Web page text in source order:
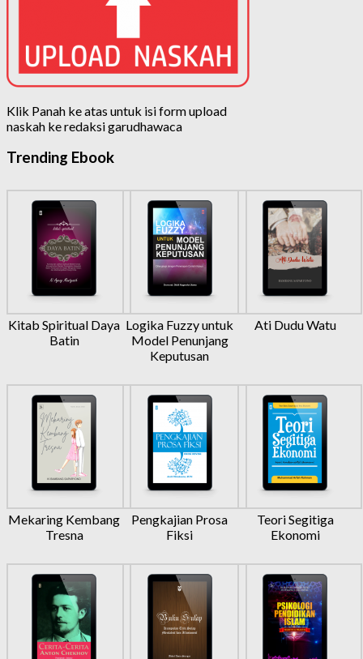
Klik Panah ke atas untuk isi form upload
naskah ke redaksi garudhawaca
Trending Ebook
Kitab Spiritual Daya
Batin
Logika Fuzzy untuk
Model Penunjang
Keputusan
Ati Dudu Watu
Mekaring Kembang
Tresna
Pengkajian Prosa
Fiksi
Teori Segitiga
Ekonomi